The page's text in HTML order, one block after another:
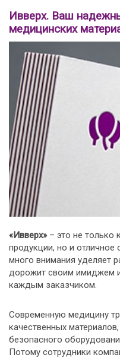
Ивверх. Ваш
медицинских
«Ивверх»– это не только
продукции, но и отличное
много внимания уделяет
дорожит своим имиджем
каждым заказчиком.
Современную медицину
качественных
безопасного
Потому сотрудники